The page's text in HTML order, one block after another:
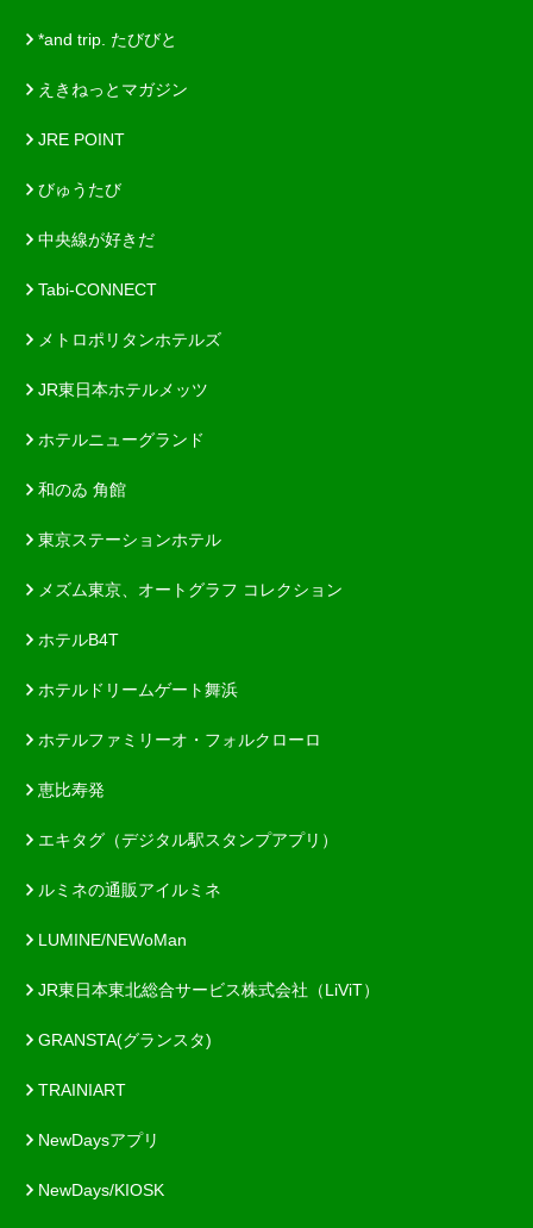
*and trip. たびびと
えきねっとマガジン
JRE POINT
びゅうたび
中央線が好きだ
Tabi-CONNECT
メトロポリタンホテルズ
JR東日本ホテルメッツ
ホテルニューグランド
和のゐ 角館
東京ステーションホテル
メズム東京、オートグラフ コレクション
ホテルB4T
ホテルドリームゲート舞浜
ホテルファミリーオ・フォルクローロ
恵比寿発
エキタグ（デジタル駅スタンプアプリ）
ルミネの通販アイルミネ
LUMINE/NEWoMan
JR東日本東北総合サービス株式会社（LiViT）
GRANSTA(グランスタ)
TRAINIART
NewDaysアプリ
NewDays/KIOSK